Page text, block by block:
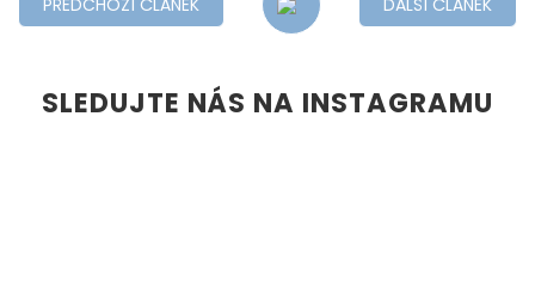
PŘEDCHOZÍ ČLÁNEK DALŠÍ ČLÁNEK
SLEDUJTE NÁS NA INSTAGRAMU